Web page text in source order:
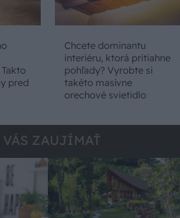
pred
Chcete dominantu
interiéru, ktorá pritiahne
pohľady? Vyrobte si
takéto masívne
orechové svietidlo
VÁS ZAUJÍMAŤ